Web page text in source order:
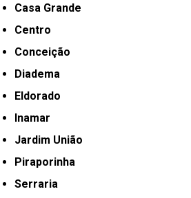
Casa Grande
Centro
Conceição
Diadema
Eldorado
Inamar
Jardim União
Piraporinha
Serraria